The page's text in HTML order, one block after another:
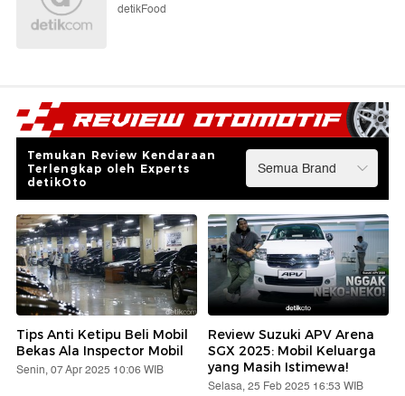
detikFood
Temukan Review Kendaraan
Terlengkap oleh Experts
detikOto
Tips Anti Ketipu Beli Mobil
Bekas Ala Inspector Mobil
Senin, 07 Apr 2025 10:06 WIB
Review Suzuki APV Arena
SGX 2025: Mobil Keluarga
yang Masih Istimewa!
Selasa, 25 Feb 2025 16:53 WIB